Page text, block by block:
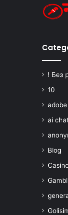
! Без
10
ai
Blog